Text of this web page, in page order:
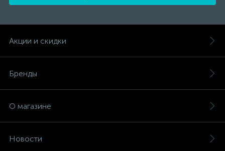
Акции и скидки
Бренды
О магазине
Новости